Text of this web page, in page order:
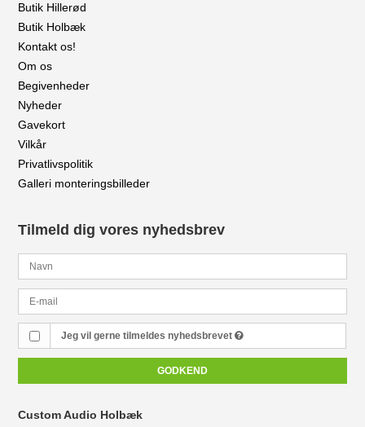
Butik Hillerød
Butik Holbæk
Kontakt os!
Om os
Begivenheder
Nyheder
Gavekort
Vilkår
Privatlivspolitik
Galleri monteringsbilleder
Tilmeld dig vores nyhedsbrev
Jeg vil gerne tilmeldes nyhedsbrevet
GODKEND
Custom Audio Holbæk